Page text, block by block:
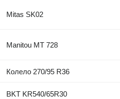
Mitas SK02
Manitou MT 728
Колело 270/95 R36
BKT KR540/65R30